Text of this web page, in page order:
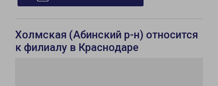
Холмская (Абинский р-н) относится
к филиалу в Краснодаре